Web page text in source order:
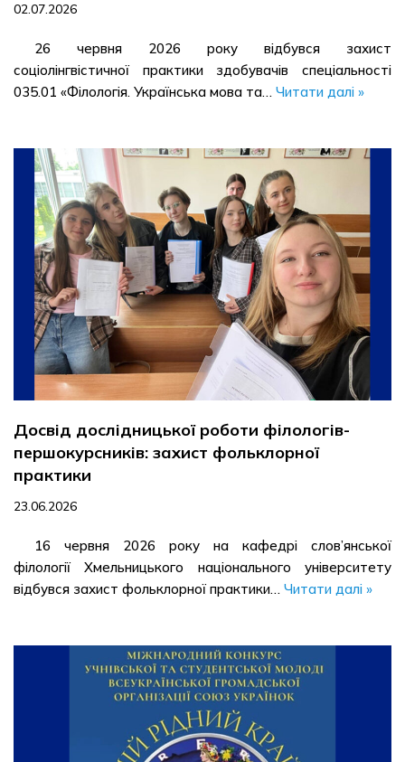
02.07.2026
26 червня 2026 року відбувся захист
соціолінгвістичної практики здобувачів спеціальності
035.01 «Філологія. Українська мова та… Читати далі »
Досвід дослідницької роботи філологів-
першокурсників: захист фольклорної
практики
23.06.2026
16 червня 2026 року на кафедрі слов’янської
філології Хмельницького національного університету
відбувся захист фольклорної практики… Читати далі »